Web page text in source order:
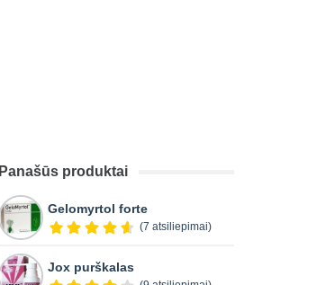
Panašūs produktai
Gelomyrtol forte
(7 atsiliepimai)
Jox purškalas